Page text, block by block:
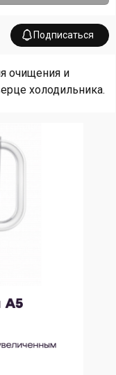
Подписаться
очищения и
холодильника.